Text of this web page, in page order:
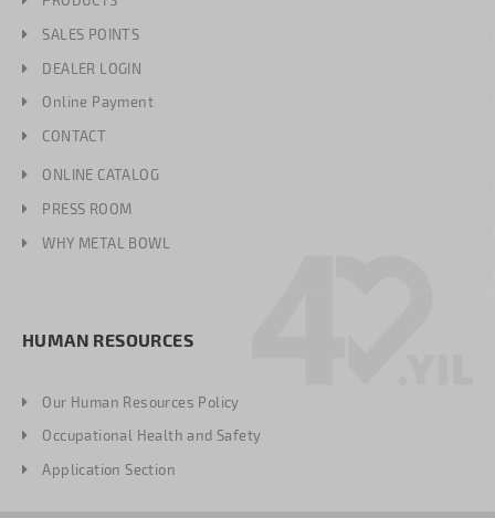
SALES POINTS
DEALER LOGIN
Online Payment
CONTACT
ONLINE CATALOG
PRESS ROOM
WHY METAL BOWL
HUMAN RESOURCES
Our Human Resources Policy
Occupational Health and Safety
Application Section